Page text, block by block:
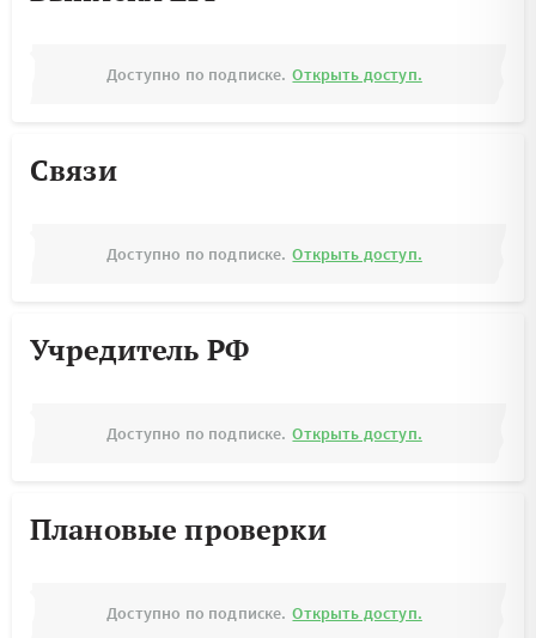
Доступно по подписке. Открыть доступ.
Связи
Доступно по подписке. Открыть доступ.
Учредитель РФ
Доступно по подписке. Открыть доступ.
Плановые проверки
Доступно по подписке. Открыть доступ.